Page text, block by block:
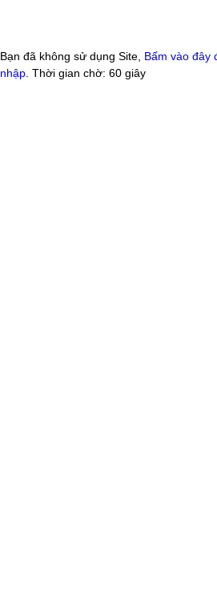
Bạn đã không sử dụng Site, Bấm vào đây
nhập . Thời gian chờ: 60 giây